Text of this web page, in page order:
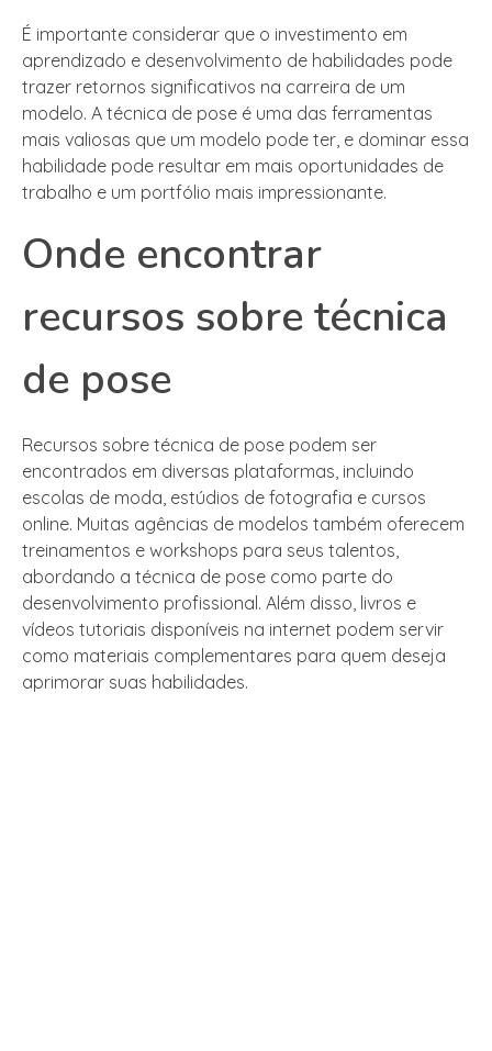
É importante considerar que o investimento em
aprendizado e desenvolvimento de habilidades pode
trazer retornos significativos na carreira de um
modelo. A técnica de pose é uma das ferramentas
mais valiosas que um modelo pode ter, e dominar essa
habilidade pode resultar em mais oportunidades de
trabalho e um portfólio mais impressionante.
Onde encontrar
recursos sobre técnica
de pose
Recursos sobre técnica de pose podem ser
encontrados em diversas plataformas, incluindo
escolas de moda, estúdios de fotografia e cursos
online. Muitas agências de modelos também oferecem
treinamentos e workshops para seus talentos,
abordando a técnica de pose como parte do
desenvolvimento profissional. Além disso, livros e
vídeos tutoriais disponíveis na internet podem servir
como materiais complementares para quem deseja
aprimorar suas habilidades.